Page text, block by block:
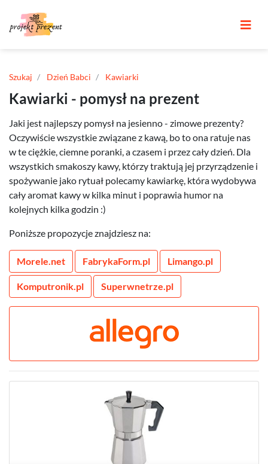
Szukaj Dzień Babci Kawiarki
Kawiarki - pomysł na prezent
Jaki jest najlepszy pomysł na jesienno - zimowe prezenty?
Oczywiście wszystkie związane z kawą, bo to ona ratuje nas
w te ciężkie, ciemne poranki, a czasem i przez cały dzień. Dla
wszystkich smakoszy kawy, którzy traktują jej przyrządzenie i
spożywanie jako rytuał polecamy kawiarkę, która wydobywa
cały aromat kawy w kilka minut i poprawia humor na
kolejnych kilka godzin :)
Poniższe propozycje znajdziesz na:
Morele.net FabrykaForm.pl Limango.pl
Komputronik.pl Superwnetrze.pl